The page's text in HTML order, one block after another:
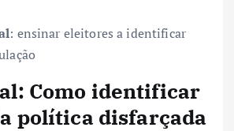
: ensinar eleitores a identificar
Como identificar
política disfarçada